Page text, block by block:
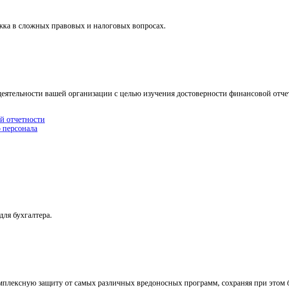
в сложных правовых и налоговых вопросах.
вашей организации с целью изучения достоверности финансовой
отчетности
бухгалтера.
защиту от самых различных вредоносных программ, сохраняя при этом